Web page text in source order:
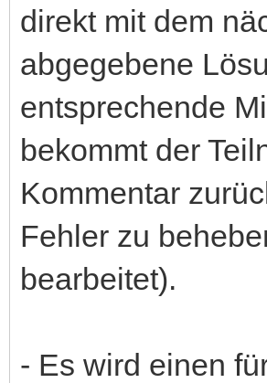
direkt mit dem
abgegebene
entsprechende
bekommt der
Kommentar
Fehler zu
bearbeitet).
- Es wird einen